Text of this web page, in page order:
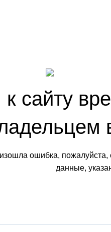
к сайту
ошибка,
данные,